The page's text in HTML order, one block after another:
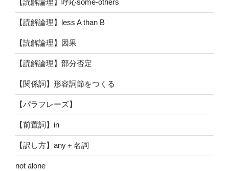
【読解論理】呼応some-others
【読解論理】less A than B
【読解論理】因果
【読解論理】部分否定
【関係詞】形容詞節をつくる
【パラフレーズ】
【前置詞】in
【訳し方】any＋名詞
not alone